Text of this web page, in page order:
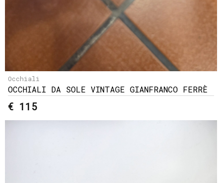
Occhiali
OCCHIALI DA SOLE VINTAGE GIANFRANCO FERRÈ
€ 115